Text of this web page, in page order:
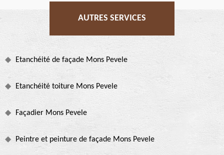
AUTRES SERVICES
Etanchéité de façade Mons Pevele
Etanchéité toiture Mons Pevele
Façadier Mons Pevele
Peintre et peinture de façade Mons Pevele